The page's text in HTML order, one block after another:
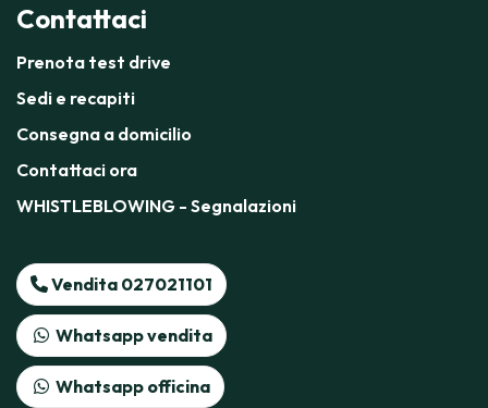
Contattaci
Prenota test drive
Sedi e recapiti
Consegna a domicilio
Contattaci ora
WHISTLEBLOWING - Segnalazioni
Vendita 027021101
Whatsapp vendita
Whatsapp officina